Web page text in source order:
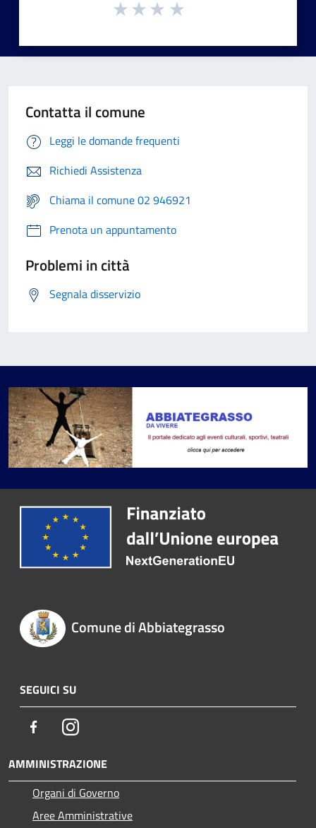
Contatta il comune
Leggi le domande frequenti
Richiedi Assistenza
Chiama il comune 02 946921
Prenota un appuntamento
Problemi in città
Segnala disservizio
Comune di Abbiategrasso
SEGUICI SU
FacebookInstagram
AMMINISTRAZIONE
Organi di Governo
Aree Amministrative